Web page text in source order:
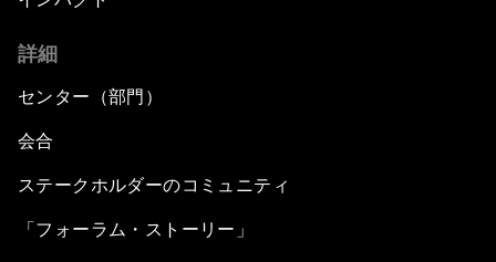
詳細
センター（部門）
会合
ステークホルダーのコミュニティ
「フォーラム・ストーリー」